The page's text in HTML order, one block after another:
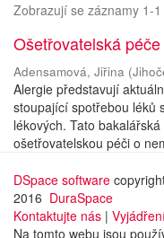
Zobrazují se záznamy 1-1
Ošetřovatelská
Adensamová, Jiřina (
Alergie představují
stoupající spotřebou léků
lékových. Tato
ošetřovatelskou péči o
DSpace software
2016 DuraSpace
Kontaktujte nás |
Na tomto webu jsou